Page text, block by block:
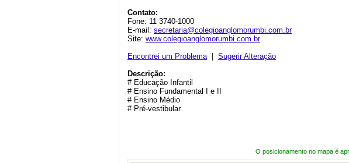
Contato:
Fone: 11 3740-1000
E-mail: secretaria@colegioanglomorumbi.com.br
Site: www.colegioanglomorumbi.com.br
Encontrei um Problema| Sugerir Alteração
Descrição:
# Educação Infantil
# Ensino Fundamental I e II
# Ensino Médio
# Pré-vestibular
O posicionamento no mapa é